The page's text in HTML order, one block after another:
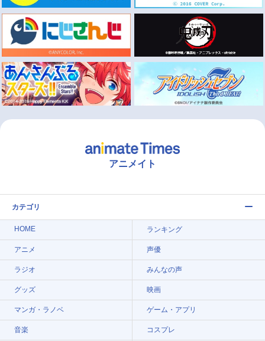
アニメイト
カテゴリ
HOME ランキング
アニメ 声優
ラジオ みんなの声
グッズ 映画
マンガ・ラノベ ゲーム・アプリ
音楽 コスプレ